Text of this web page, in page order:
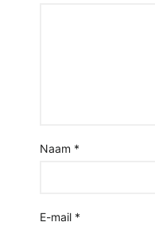
Naam *
E-mail *